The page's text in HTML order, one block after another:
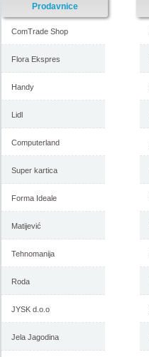
Prodavnice
ComTrade Shop
Flora Ekspres
Handy
Lidl
Computerland
Super kartica
Forma Ideale
Matijević
Tehnomanija
Roda
JYSK d.o.o
Jela Jagodina